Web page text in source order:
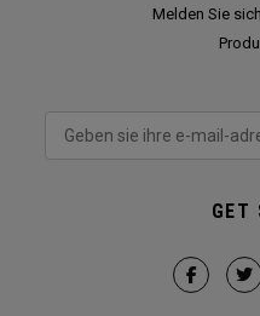
Melden Sie
GET